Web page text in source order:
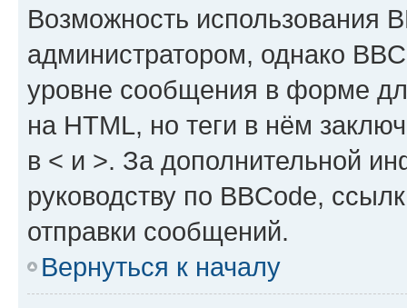
Возможность использования
администратором, однако
уровне сообщения в форме
на HTML, но теги в нём
в < и >. За дополнительной
руководству по BBCode,
отправки сообщений.
Вернуться к началу